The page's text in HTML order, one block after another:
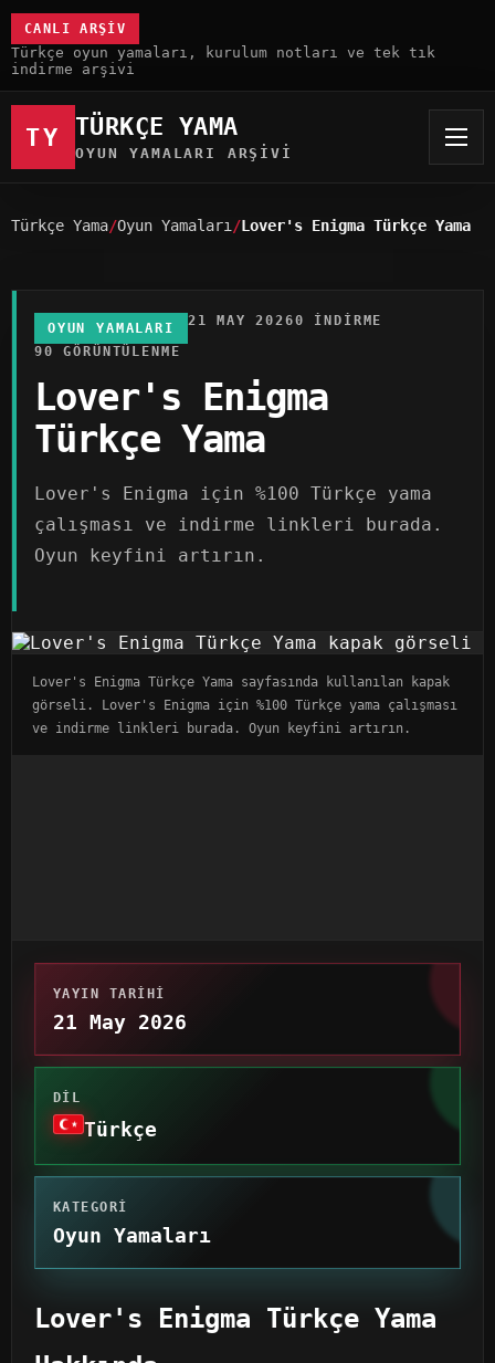
CANLI ARŞIV
Türkçe oyun yamaları, kurulum notları ve tek tık
indirme arşivi
TY TÜRKÇE YAMA
OYUN YAMALARI ARŞIVI
Türkçe Yama Oyun Yamaları Lover's Enigma Türkçe Yama
OYUN YAMALARI 21 MAY 20260 INDIRME
90 GÖRÜNTÜLENME
Lover's Enigma
Türkçe Yama
Lover's Enigma için %100 Türkçe yama
çalışması ve indirme linkleri burada.
Oyun keyfini artırın.
Lover's Enigma Türkçe Yama sayfasında kullanılan kapak
görseli. Lover's Enigma için %100 Türkçe yama çalışması
ve indirme linkleri burada. Oyun keyfini artırın.
YAYIN TARIHI
21 May 2026
DIL
Türkçe
KATEGORI
Oyun Yamaları
Lover's Enigma Türkçe Yama